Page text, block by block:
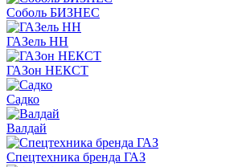
Соболь БИЗНЕС
ГАЗель НН
ГАЗон НЕКСТ
Садко
Валдай
Спецтехника бренда ГАЗ